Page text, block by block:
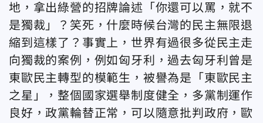
地，拿出綠營的招牌論述「你還可以罵，就不
是獨裁」？笑死，什麼時候台灣的民主無限退
縮到這樣了？事實上，世界有過很多從民主走
向獨裁的案例，例如匈牙利，過去匈牙利曾是
東歐民主轉型的模範生，被譽為是「東歐民主
之星」，整個國家選舉制度健全，多黨制運作
良好，政黨輪替正常，可以隨意批判政府，歐